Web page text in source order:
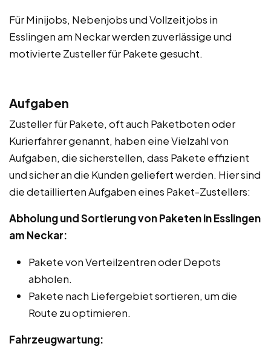
Für Minijobs, Nebenjobs und Vollzeitjobs in
Esslingen am Neckar werden zuverlässige und
motivierte Zusteller für Pakete gesucht.
Aufgaben
Zusteller für Pakete, oft auch Paketboten oder
Kurierfahrer genannt, haben eine Vielzahl von
Aufgaben, die sicherstellen, dass Pakete effizient
und sicher an die Kunden geliefert werden. Hier sind
die detaillierten Aufgaben eines Paket-Zustellers:
Abholung und Sortierung von Paketen in Esslingen
am Neckar:
Pakete von Verteilzentren oder Depots
abholen.
Pakete nach Liefergebiet sortieren, um die
Route zu optimieren.
Fahrzeugwartung: